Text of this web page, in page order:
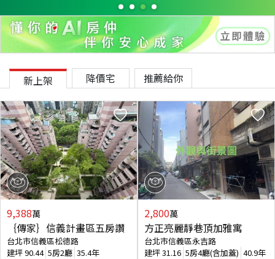
新上架 降價宅 推薦給你
9,388萬
｛傳家｝信義計畫區五房讚
台北市信義區松德路
建坪90.44 5房2廳 35.4年
2,800萬
方正亮麗靜巷頂加雅寓
台北市信義區永吉路
建坪31.16 5房4廳(含加蓋) 40.9年